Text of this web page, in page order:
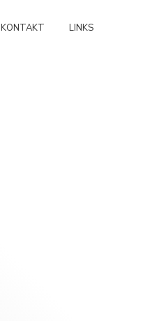
KONTAKT LINKS